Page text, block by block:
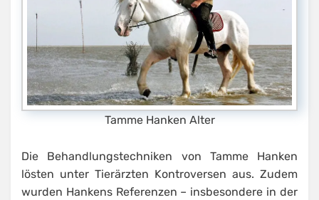
Tamme Hanken Alter
Die Behandlungstechniken von Tamme Hanken
lösten unter Tierärzten Kontroversen aus. Zudem
wurden Hankens Referenzen – insbesondere in der